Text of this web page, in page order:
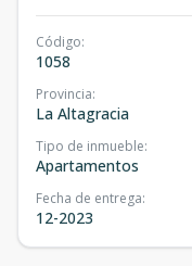
Código:
1058
Provincia:
La Altagracia
Tipo de inmueble:
Apartamentos
Fecha de entrega:
12-2023